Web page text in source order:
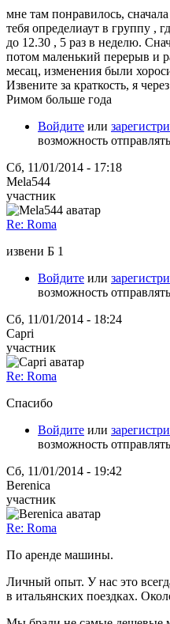
мне там понравилось,
тебя определиаут в группу ,
до 12.30 , 5 раз в неделю.
потом маленький перерыв и
месац, изменения были
Извените за краткость, я
Римом больше года
Войдите или
возможность
Сб, 11/01/2014 - 17:18
Mela544
участник
Re: Roma
извени Б 1
Войдите или
возможность
Сб, 11/01/2014 - 18:24
Capri
участник
Re: Roma
Спасибо
Войдите или
возможность
Сб, 11/01/2014 - 19:42
Berenica
участник
Re: Roma
По аренде машины.
Личный опыт. У нас это
в итальянских поездках.